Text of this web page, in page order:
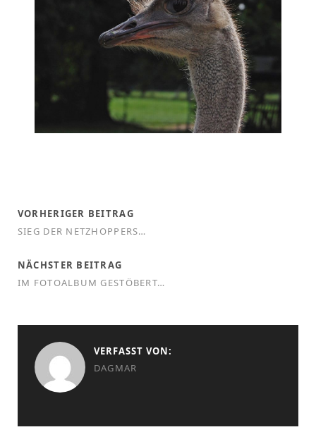
VORHERIGER BEITRAG
SIEG DER NETZHOPPERS…
NÄCHSTER BEITRAG
IM FOTOALBUM GESTÖBERT…
VERFASST VON:
DAGMAR